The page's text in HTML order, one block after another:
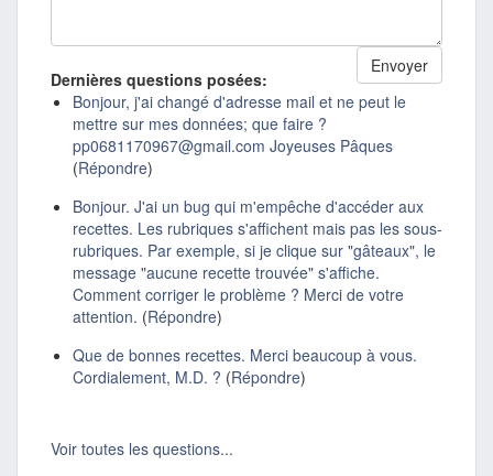
Dernières questions posées:
Bonjour, j'ai changé d'adresse mail et ne peut le
mettre sur mes données; que faire ?
pp0681170967@gmail.com Joyeuses Pâques
(Répondre)
Bonjour. J'ai un bug qui m'empêche d'accéder aux
recettes. Les rubriques s'affichent mais pas les sous-
rubriques. Par exemple, si je clique sur "gâteaux", le
message "aucune recette trouvée" s'affiche.
Comment corriger le problème ? Merci de votre
attention. (Répondre)
Que de bonnes recettes. Merci beaucoup à vous.
Cordialement, M.D. ? (Répondre)
Voir toutes les questions...